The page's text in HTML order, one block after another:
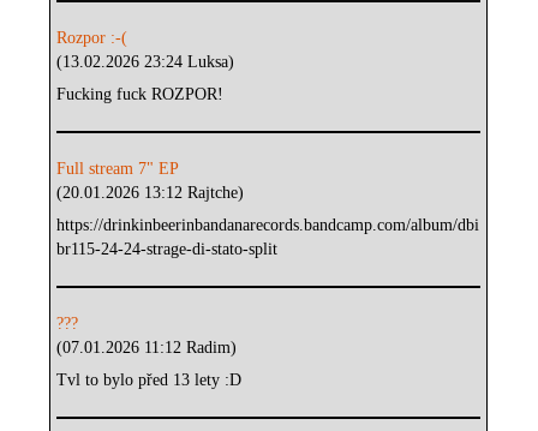
Rozpor :-(
(13.02.2026 23:24 Luksa)
Fucking fuck ROZPOR!
Full stream 7" EP
(20.01.2026 13:12 Rajtche)
https://drinkinbeerinbandanarecords.bandcamp.com/album/dbi
br115-24-24-strage-di-stato-split
???
(07.01.2026 11:12 Radim)
Tvl to bylo před 13 lety :D